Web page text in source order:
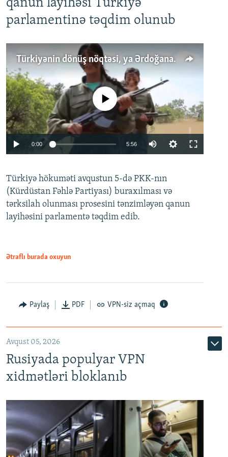
qanun layihəsi Türkiyə
parlamentinə təqdim olunub
Türkiyənin dönüş nöqtəsi, ya Ərdoğana üçüncü şans: PKK ilə qəfil barışıq nə deməkdir?
Auto 240p 360p 480p
720p 1080p
No media source currently available
0:00 5:56
360p
480p
Türkiyə hökuməti avqustun 5-də PKK-nın
(Kürdüstan Fəhlə Partiyası) buraxılması və
tərksilah olunması prosesini tənzimləyən qanun
layihəsini parlamentə təqdim edib.
Ətraflı burada oxuyun
Paylaş PDF VPN-siz açmaq
Avqust 05, 2026
Rusiyada populyar VPN
xidmətləri bloklanıb